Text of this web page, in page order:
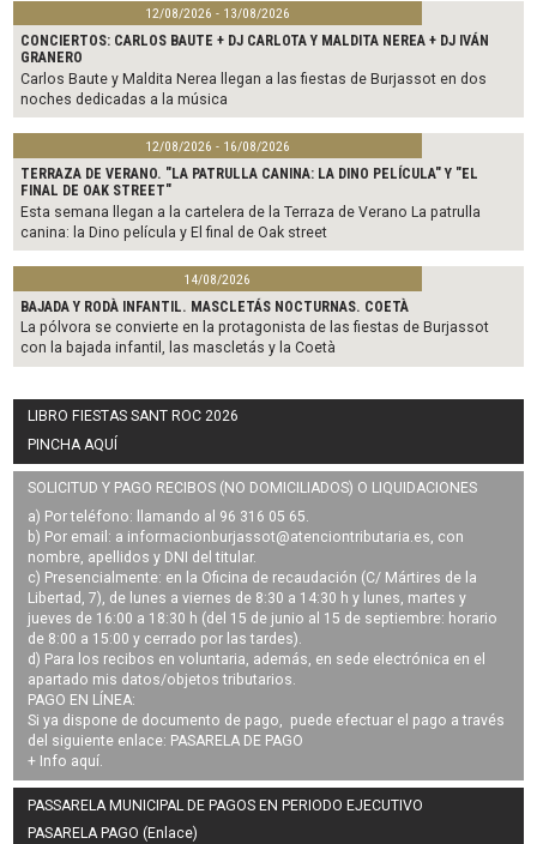
12/08/2026 - 13/08/2026
CONCIERTOS: CARLOS BAUTE + DJ CARLOTA Y MALDITA NEREA + DJ IVÁN
GRANERO
Carlos Baute y Maldita Nerea llegan a las fiestas de Burjassot en dos
noches dedicadas a la música
12/08/2026 - 16/08/2026
TERRAZA DE VERANO. "LA PATRULLA CANINA: LA DINO PELÍCULA" Y "EL
FINAL DE OAK STREET"
Esta semana llegan a la cartelera de la Terraza de Verano La patrulla
canina: la Dino película y El final de Oak street
14/08/2026
BAJADA Y RODÀ INFANTIL. MASCLETÁS NOCTURNAS. COETÀ
La pólvora se convierte en la protagonista de las fiestas de Burjassot
con la bajada infantil, las mascletás y la Coetà
LIBRO FIESTAS SANT ROC 2026
PINCHA AQUÍ
SOLICITUD Y PAGO RECIBOS (NO DOMICILIADOS) O LIQUIDACIONES
a) Por teléfono: llamando al 96 316 05 65.
b) Por email: a informacionburjassot@atenciontributaria.es, con
nombre, apellidos y DNI del titular.
c) Presencialmente: en la Oficina de recaudación (C/ Mártires de la
Libertad, 7), de lunes a viernes de 8:30 a 14:30 h y lunes, martes y
jueves de 16:00 a 18:30 h (del 15 de junio al 15 de septiembre: horario
de 8:00 a 15:00 y cerrado por las tardes).
d) Para los recibos en voluntaria, además, en sede electrónica en el
apartado mis datos/objetos tributarios.
PAGO EN LÍNEA:
Si ya dispone de documento de pago, puede efectuar el pago a través
del siguiente enlace: PASARELA DE PAGO
+ Info aquí.
PASSARELA MUNICIPAL DE PAGOS EN PERIODO EJECUTIVO
PASARELA PAGO (Enlace)